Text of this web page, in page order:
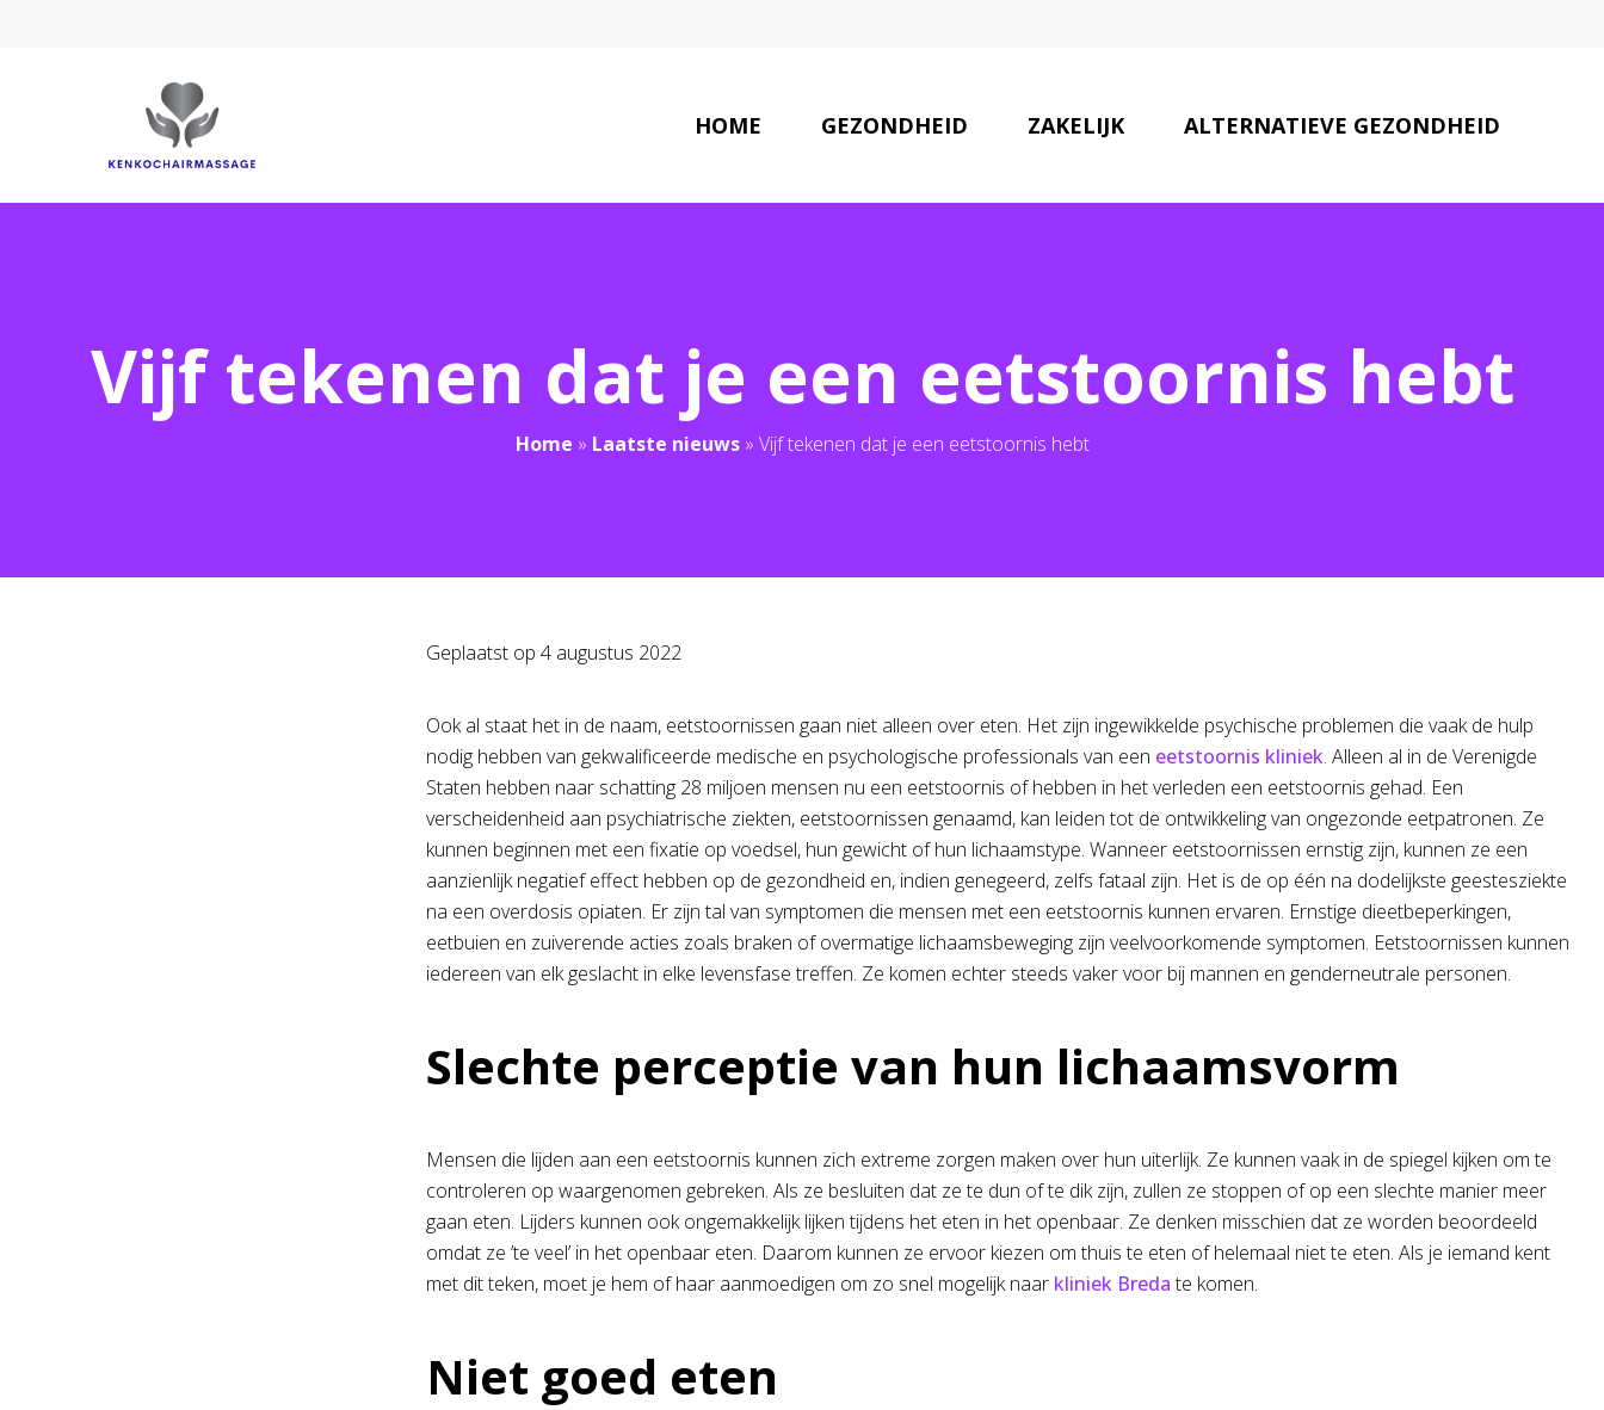
HOME GEZONDHEID ZAKELIJK ALTERNATIEVE GEZONDHEID
Vijf tekenen dat je een eetstoornis hebt
Home » Laatste nieuws» Vijf tekenen dat je een eetstoornis hebt
Geplaatst op 4 augustus 2022
Ook al staat het in de naam, eetstoornissen gaan niet alleen over eten. Het zijn ingewikkelde psychische problemen die vaak de hulp
nodig hebben van gekwalificeerde medische en psychologische professionals van een eetstoornis kliniek. Alleen al in de Verenigde
Staten hebben naar schatting 28 miljoen mensen nu een eetstoornis of hebben in het verleden een eetstoornis gehad. Een
verscheidenheid aan psychiatrische ziekten, eetstoornissen genaamd, kan leiden tot de ontwikkeling van ongezonde eetpatronen. Ze
kunnen beginnen met een fixatie op voedsel, hun gewicht of hun lichaamstype. Wanneer eetstoornissen ernstig zijn, kunnen ze een
aanzienlijk negatief effect hebben op de gezondheid en, indien genegeerd, zelfs fataal zijn. Het is de op één na dodelijkste geestesziekte
na een overdosis opiaten. Er zijn tal van symptomen die mensen met een eetstoornis kunnen ervaren. Ernstige dieetbeperkingen,
eetbuien en zuiverende acties zoals braken of overmatige lichaamsbeweging zijn veelvoorkomende symptomen. Eetstoornissen kunnen
iedereen van elk geslacht in elke levensfase treffen. Ze komen echter steeds vaker voor bij mannen en genderneutrale personen.
Slechte perceptie van hun lichaamsvorm
Mensen die lijden aan een eetstoornis kunnen zich extreme zorgen maken over hun uiterlijk. Ze kunnen vaak in de spiegel kijken om te
controleren op waargenomen gebreken. Als ze besluiten dat ze te dun of te dik zijn, zullen ze stoppen of op een slechte manier meer
gaan eten. Lijders kunnen ook ongemakkelijk lijken tijdens het eten in het openbaar. Ze denken misschien dat ze worden beoordeeld
omdat ze ’te veel’ in het openbaar eten. Daarom kunnen ze ervoor kiezen om thuis te eten of helemaal niet te eten. Als je iemand kent
met dit teken, moet je hem of haar aanmoedigen om zo snel mogelijk naar kliniek Bredate komen.
Niet goed eten